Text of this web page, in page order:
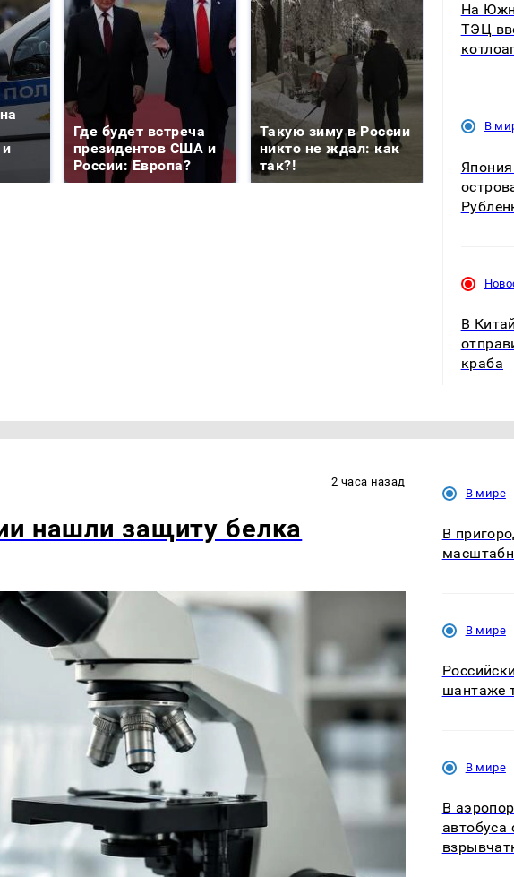
Где будет встреча
президентов США и
России: Европа?
Такую зиму в России
никто не ждал: как
так?!
На
На
ТЭЦ
В
В
краба
2 часа назад
нашли защиту белка
В мире
В
В мире
шантаже
В мире
В
автобуса